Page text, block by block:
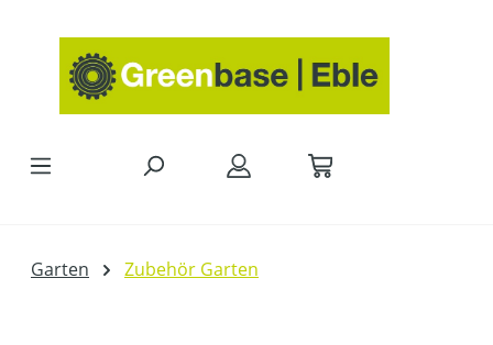
Garten Zubehör Garten